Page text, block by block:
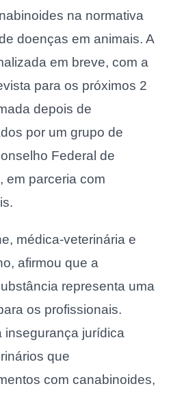
na normativa
doenças em animais. A
em breve, com a
para os próximos 2
depois de
por um grupo de
Federal de
em parceria com
médica-veterinária e
afirmou que a
representa uma
os profissionais.
insegurança jurídica
que
com canabinoides,